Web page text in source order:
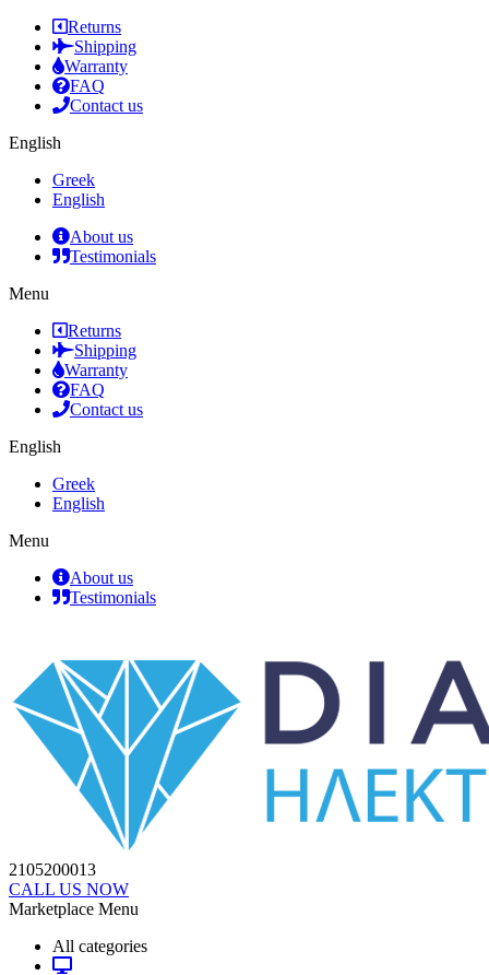
Returns
Shipping
Warranty
FAQ
Contact us
English
Greek
English
About us
Testimonials
Menu
Returns
Shipping
Warranty
FAQ
Contact us
English
Greek
English
Menu
About us
Testimonials
2105200013
CALL US NOW
Marketplace Menu
All categories